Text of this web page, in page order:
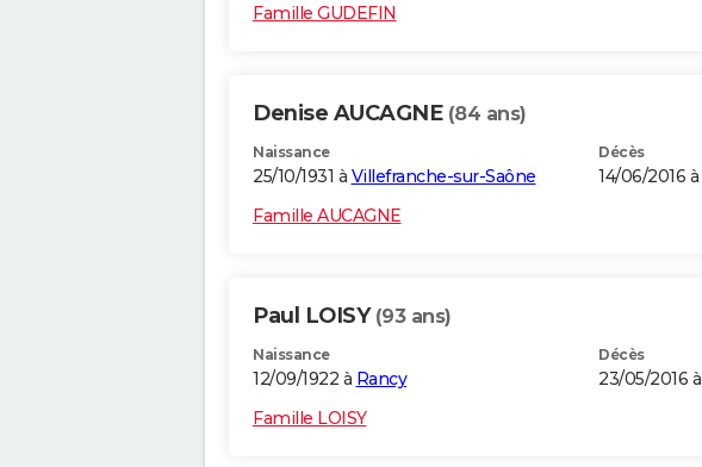
Famille GUDEFIN
Denise AUCAGNE (84 ans)
Naissance
25/10/1931 à Villefranche-sur-Saône
Décès
14/06/2016 à
Famille AUCAGNE
Paul LOISY (93 ans)
Naissance
12/09/1922 à Rancy
Décès
23/05/2016 à
Famille LOISY